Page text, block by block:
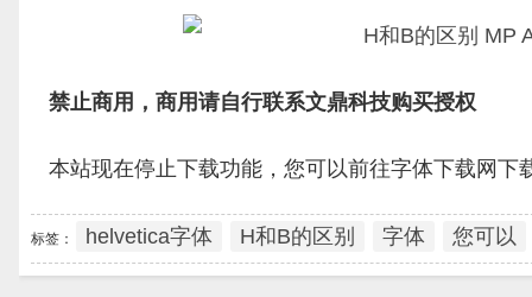
禁止商用，商用请自行联系文鼎科技购买授权
本站现在停止下载功能，您可以前往字体下载网下
标签： helvetica字体 H和B的区别 字体 您可以